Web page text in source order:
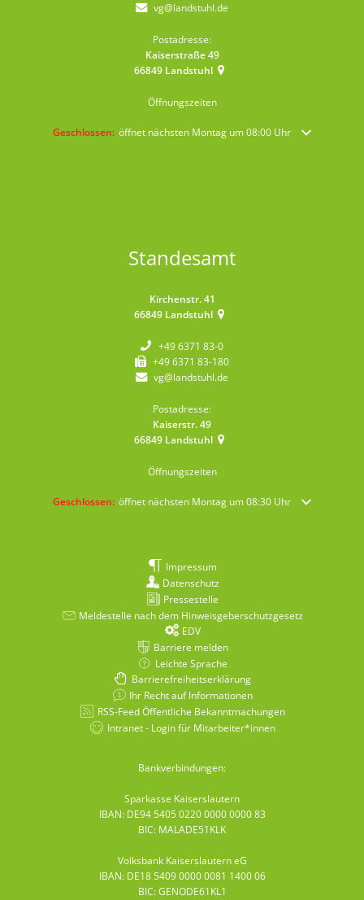
vg@landstuhl.de
Postadresse:
Kaiserstraße 49
66849 Landstuhl
Öffnungszeiten
Klicken, um weitere Öffnungs- oder Schließzeiten auszublenden
Geschlossen: öffnet nächsten Montag um 08:00 Uhr
Standesamt
Kirchenstr. 41
66849 Landstuhl
+49 6371 83-0
+49 6371 83-180
vg@landstuhl.de
Postadresse:
Kaiserstr. 49
66849 Landstuhl
Öffnungszeiten
Klicken, um weitere Öffnungs- oder Schließzeiten auszublenden
Geschlossen: öffnet nächsten Montag um 08:30 Uhr
Impressum
Datenschutz
Pressestelle
Meldestelle nach dem Hinweisgeberschutzgesetz
EDV
Barriere melden
Leichte Sprache
Barrierefreiheitserklärung
Ihr Recht auf Informationen
RSS-Feed Öffentliche Bekanntmachungen
Intranet - Login für Mitarbeiter*innen
Bankverbindungen:
Sparkasse Kaiserslautern
IBAN: DE94 5405 0220 0000 0000 83
BIC: MALADE51KLK
Volksbank Kaiserslautern eG
IBAN: DE18 5409 0000 0081 1400 06
BIC: GENODE61KL1